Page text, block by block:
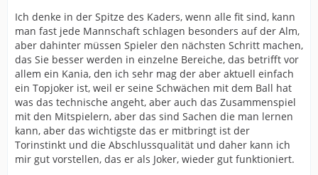
Ich denke in der Spitze des Kaders, wenn alle fit sind, kann
man fast jede Mannschaft schlagen besonders auf der Alm,
aber dahinter müssen Spieler den nächsten Schritt machen,
das Sie besser werden in einzelne Bereiche, das betrifft vor
allem ein Kania, den ich sehr mag der aber aktuell einfach
ein Topjoker ist, weil er seine Schwächen mit dem Ball hat
was das technische angeht, aber auch das Zusammenspiel
mit den Mitspielern, aber das sind Sachen die man lernen
kann, aber das wichtigste das er mitbringt ist der
Torinstinkt und die Abschlussqualität und daher kann ich
mir gut vorstellen, das er als Joker, wieder gut funktioniert.